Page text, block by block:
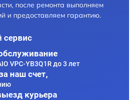
после ремонта выполняем
и предоставляем гарантию.
VPC-YB3Q1R до 3 лет
наш счет,
курьера